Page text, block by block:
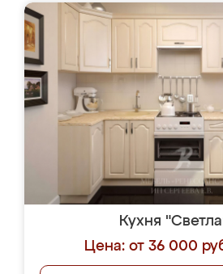
Кухня
Цена: от 36 000